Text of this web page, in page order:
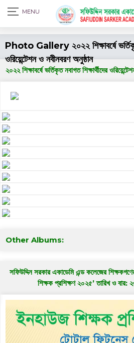
Photo Gallery ২০২২ শিক্ষাবর্ষে ভর্তিকৃত
ওরিয়েন্টেশন ও নবীনবরণ অনুষ্ঠান
২০২২ শিক্ষাবর্ষে ভর্তিকৃত নবাগত শিক্ষার্থীদের
Other Albums:
সফিউদ্দিন সরকার একাডেমি এন্ড কলেজের
শিক্ষক প্রশিক্ষণ ২০২৫’ তারিখ ও